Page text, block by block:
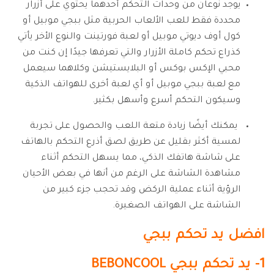
يوجد نوعان من وحدات التحكم أحدهما يحتوي على أزرار
محددة فقط للعب الألعاب الحربية مثل ببجي موبيل أو
كول أوف ديوتي موبيل أو لعبة فورتينت والنوع الأخر يأتي
كذراع تحكم كاملة الأزرار والتي تعرفها جيدًا إن كنت من
محبي الإكس بوكس أو البلايستيشن وكلاهما سيعمل
مع لعبة ببجي موبيل أو أي لعبة أخرى للهواتف الذكية
وسيكون التحكم أسرع وأسهل بكثير.
يمكنك أيضًا زيادة متعة اللعب والحصول على تجربة
لمسية أكثر بقليل عن طريق لصق أذرع التحكم بالهاتف
على شاشة هاتفك الذكي، مما يسهل التحكم أثناء
مشاهدة الشاشة على الرغم من أنها في بعض الأحيان
الرؤية أثناء عملية الركض وقد تحجب جزء كبير من
الشاشة على الهواتف الصغيرة.
افضل يد تحكم ببجي
1- يد تحكم ببجي
BEBONCOOL